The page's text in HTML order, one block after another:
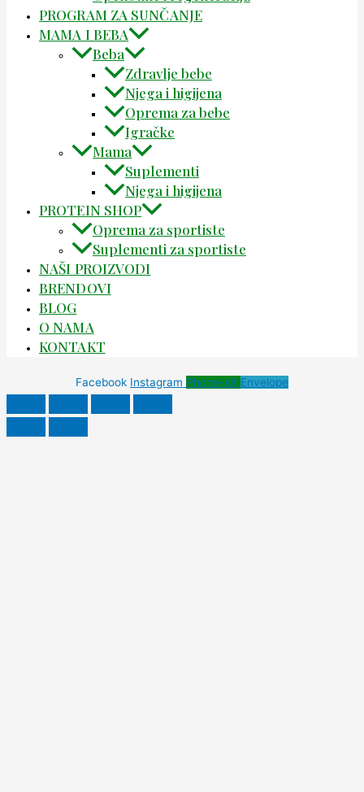
PROGRAM ZA SUNČANJE
MAMA I BEBA
Beba
Zdravlje bebe
Njega i higijena
Oprema za bebe
Igračke
Mama
Suplementi
Njega i higijena
PROTEIN SHOP
Oprema za sportiste
Suplementi za sportiste
NAŠI PROIZVODI
BRENDOVI
BLOG
O NAMA
KONTAKT
Facebook Instagram Phone-alt Envelope